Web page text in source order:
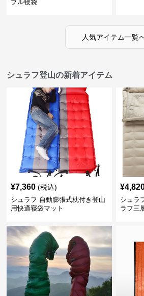
ブル寝袋
人気アイテム一覧
シュラフ登山の新着アイテム
¥7,360 (税込)
シュラフ 自動膨張式枕付き登山
用快適寝袋マット
¥
シュラ
ラフ三